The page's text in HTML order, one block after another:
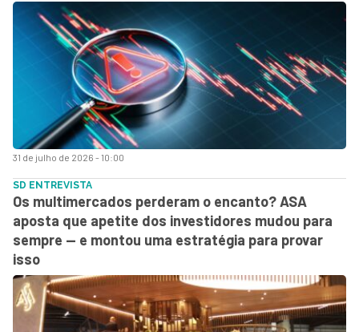
31 de julho de 2026 - 10:00
SD ENTREVISTA
Os multimercados perderam o encanto? ASA
aposta que apetite dos investidores mudou para
sempre — e montou uma estratégia para provar
isso